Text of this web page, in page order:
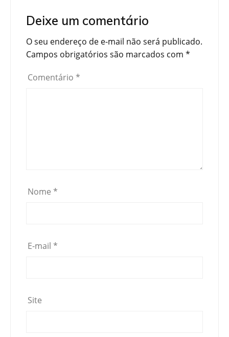
Deixe um comentário
O seu endereço de e-mail não será publicado.
Campos obrigatórios são marcados com *
Comentário *
Nome *
E-mail *
Site